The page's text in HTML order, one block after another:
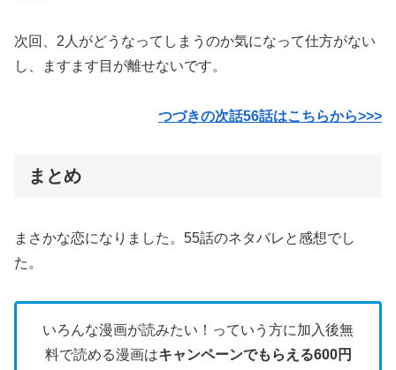
次回、2人がどうなってしまうのか気になって仕方がない
し、ますます目が離せないです。
つづきの次話56話はこちらから>>>
まとめ
まさかな恋になりました。55話のネタバレと感想でし
た。
いろんな漫画が読みたい！っていう方に加入後無
料で読める漫画はキャンペーンでもらえる600円